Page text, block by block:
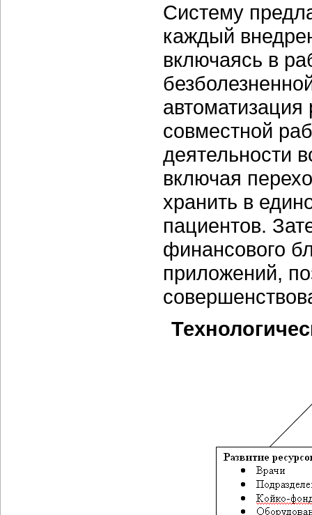
Систему
каждый
включаясь в
совместной
деятельности
включая
хранить в
пациентов.
финансового
приложений,